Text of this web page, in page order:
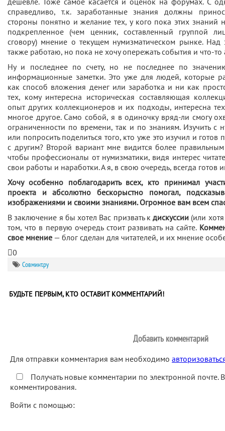
справедливо, т.к. заработанные знания должны
стороны понятно и желание тех, у кого пока этих знаний
подкрепленное (чем ценник, составленный группой
сговору) мнение о текущем нумизматическом рынке. Над
также работаю, но пока не хочу опережать события и что-то
Ну и последнее по счету, но не последнее по
информационные заметки. Это уже для людей, которые
как способ вложения денег или заработка и ни как
тех, кому интересна историческая составляющая
опыт других коллекционеров и их подходы, интересна
многое другое. Само собой, я в одиночку вряд-ли смогу
ограниченности по времени, так и по знаниям. Изучить с
или попросить поделиться того, кто уже это изучил и
с другим? Второй вариант мне видится более
чтобы профессионалы от нумизматики, видя интерес
свои работы и наработки. А я, в свою очередь, всегда готов
Хочу особенно поблагодарить всех, кто принимал
проекта и абсолютно бескорыстно помогал,
изображениями и своими знаниями. Огромное вам всем
В заключение я бы хотел Вас призвать к дискуссии (или
том, что в первую очередь стоит развивать на сайте.
свое мнение — блог сделан для читателей, и их мнение
0
Совминт.ру
БУДЬТЕ ПЕРВЫМ, КТО ОСТАВИТ КОММЕНТАРИЙ!
Добавить комментарий
Для отправки комментария вам необходимо
Получать новые комментарии по электронной почте.
комментирования.
Войти с помощью: